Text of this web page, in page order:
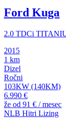
Ford Kuga
2.0 TDCi
2015
1 km
Dizel
Ročni
103KW (140KM)
6.990 €
že od 91 € / mesec
NLB Hitri Lizing